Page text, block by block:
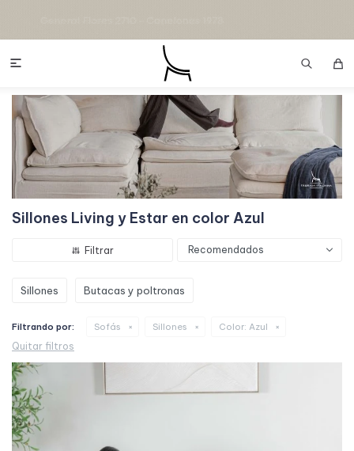

Sillones Living y Estar en color Azul
Recomendados
Sillones Butacas y poltronas
Filtrando por: Sofás Sillones Color: Azul
Quitar filtros